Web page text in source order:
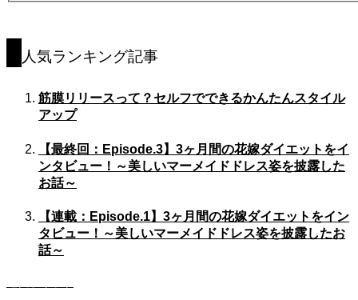
人気ランキング記事
筋膜リリースって？セルフでできるかんたんスタイル
アップ
【最終回：Episode.3】3ヶ月間の花嫁ダイエットをイ
ンタビュー！～美しいマーメイドドレス姿を披露した
お話～
【連載：Episode.1】3ヶ月間の花嫁ダイエットをイン
タビュー！～美しいマーメイドドレス姿を披露したお
話～